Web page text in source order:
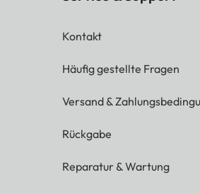
Kontakt
Häufig gestellte Fragen
Versand &
Rückgabe
Reparatur & Wartung